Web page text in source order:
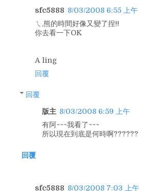
sfc5888 8/03/2008 6:55 上午
ㄟ,熊的時間好像又變了捏!!
你去看一下OK
A ling
回覆
回覆
版主 8/03/2008 6:59 上午
有阿~~~我看了~~~
所以現在到底是何時啊??????
回覆
sfc5888 8/03/2008 7:03 上午